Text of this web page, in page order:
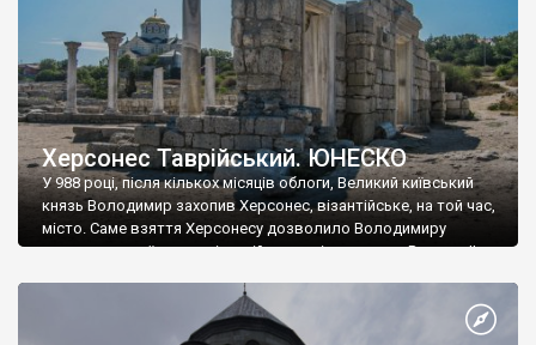
Херсонес Таврійський. ЮНЕСКО
У 988 році, після кількох місяців облоги, Великий київський
князь Володимир захопив Херсонес, візантійське, на той час,
місто. Саме взяття Херсонесу дозволило Володимиру
диктувати свої умови візантійському імператору Василю ІІ, та
Херсонесі Володимир-язичник, став Василем-християнином.
А потім було Хрещення Русі. На честь Херсонесу Таврійського